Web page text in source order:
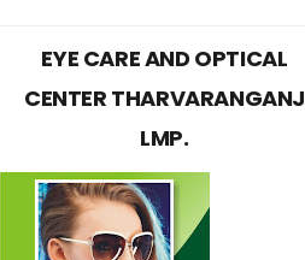
EYE CARE AND OPTICAL
CENTER THARVARANGANJ
LMP.